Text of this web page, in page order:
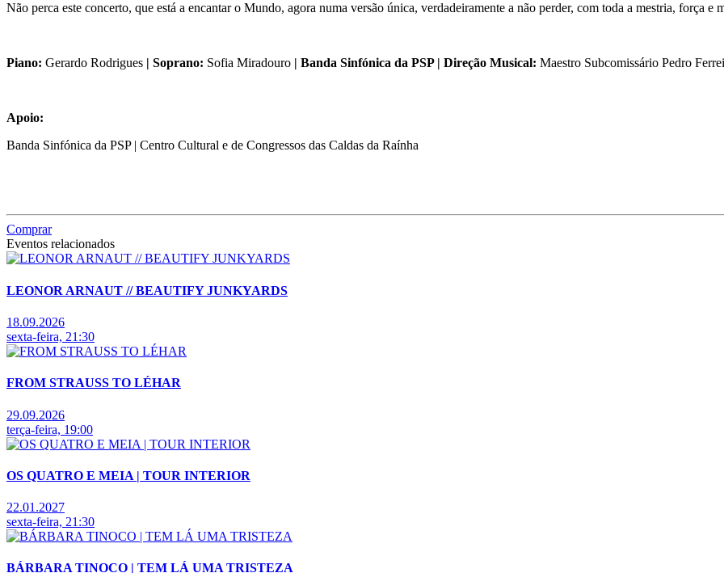
Não perca este concerto, que está a encantar o Mundo, agora numa versão única, verdadeiramente a não perder, com toda a mestria, força e
Piano: Gerardo Rodrigues | Soprano: Sofia Miradouro | Banda Sinfónica da PSP | Direção Musical: Maestro Subcomissário Pedro
Apoio:
Banda Sinfónica da PSP | Centro Cultural e de Congressos das Caldas da Raínha
Comprar
Eventos relacionados
LEONOR ARNAUT // BEAUTIFY JUNKYARDS
18.09.2026
sexta-feira, 21:30
FROM STRAUSS TO LÉHAR
29.09.2026
terça-feira, 19:00
OS QUATRO E MEIA | TOUR INTERIOR
22.01.2027
sexta-feira, 21:30
BÁRBARA TINOCO | TEM LÁ UMA TRISTEZA